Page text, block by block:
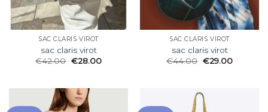
SAC CLARIS VIROT
sac claris virot
€42.00 €28.00
SAC CLARIS VIROT
sac claris virot
€44.00 €29.00